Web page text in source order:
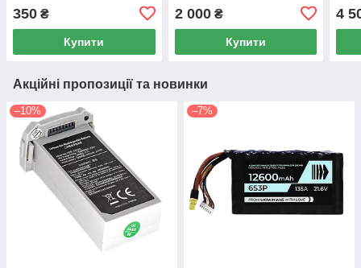
350 ₴
Купити
2 000₴
Купити
4
Акційні пропозиції та новинки
–10% –7%